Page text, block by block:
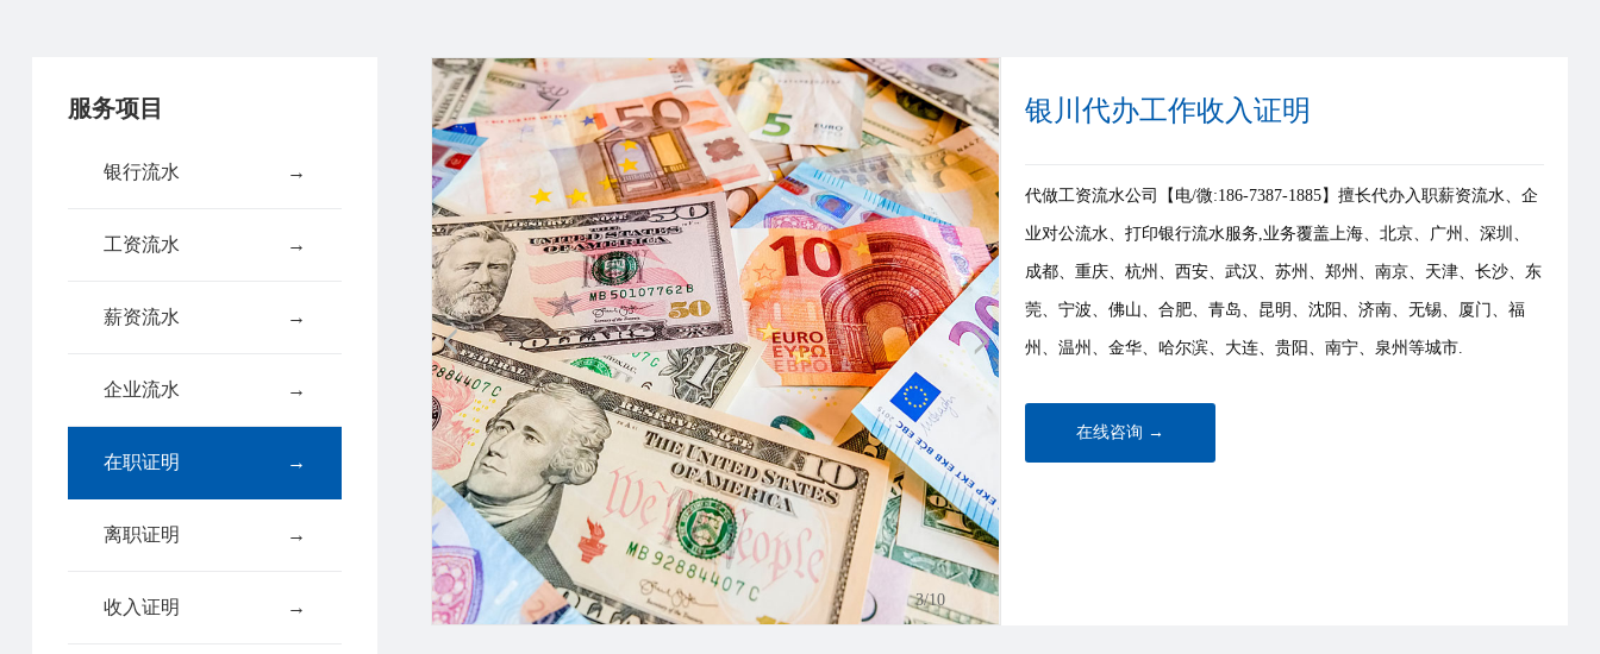
服务项目
银行流水 →
工资流水 →
薪资流水 →
企业流水 →
在职证明 →
离职证明 →
收入证明 → 3/10
银川代办工作收入证明
代做工资流水公司【电/微:186-7387-1885】擅长代办入职薪资流水、企
业对公流水、打印银行流水服务,业务覆盖上海、北京、广州、深圳、
成都、重庆、杭州、西安、武汉、苏州、郑州、南京、天津、长沙、东
莞、宁波、佛山、合肥、青岛、昆明、沈阳、济南、无锡、厦门、福
州、温州、金华、哈尔滨、大连、贵阳、南宁、泉州等城市.
在线咨询 →